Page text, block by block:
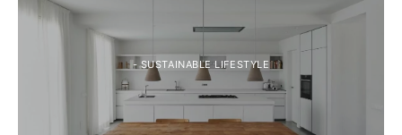
- SUSTAINABLE LIFESTYLE